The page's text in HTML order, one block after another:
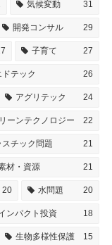
気候変動 31
開発コンサル 29
子育て 27
ドテック 26
アグリテック 24
ーンテクノロジー 22
スチック問題 21
材・資源 21
20 水問題 20
ンパクト投資 18
生物多様性保護 15